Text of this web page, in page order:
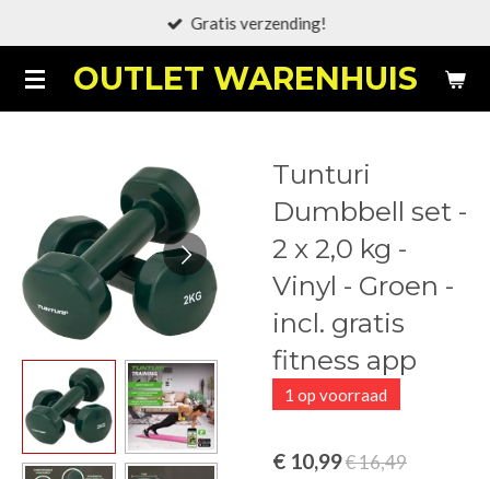
naar
de
OUTLET WARENHUIS
Gratis verzending!
Tunturi
Dumbbell set -
2 x 2,0 kg -
Vinyl - Groen -
incl. gratis
fitness app
1 op voorraad
€ 10,99€ 16,49